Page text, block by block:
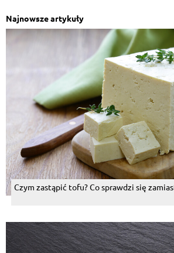
Najnowsze artykuły
Czym zastąpić tofu? Co sprawdzi się